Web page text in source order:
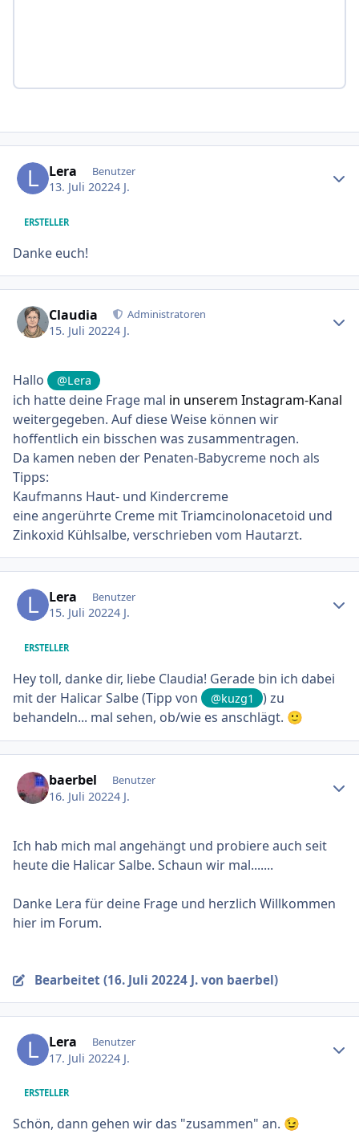
Lera Benutzer
13. Juli 20224 J.
ERSTELLER
Danke euch!
Claudia Administratoren
15. Juli 20224 J.
Hallo @Lera
ich hatte deine Frage mal in unserem Instagram-Kanal
weitergegeben. Auf diese Weise können wir
hoffentlich ein bisschen was zusammentragen.
Da kamen neben der Penaten-Babycreme noch als
Tipps:
Kaufmanns Haut- und Kindercreme
eine angerührte Creme mit Triamcinolonacetoid und
Zinkoxid Kühlsalbe, verschrieben vom Hautarzt.
Lera Benutzer
15. Juli 20224 J.
ERSTELLER
Hey toll, danke dir, liebe Claudia! Gerade bin ich dabei
mit der Halicar Salbe (Tipp von
@kuzg1
) zu
behandeln... mal sehen, ob/wie es anschlägt. 🙂
baerbel Benutzer
16. Juli 20224 J.
Ich hab mich mal angehängt und probiere auch seit
heute die Halicar Salbe. Schaun wir mal.......
Danke Lera für deine Frage und herzlich Willkommen
hier im Forum.
Bearbeitet (16. Juli 20224 J.von baerbel)
Lera Benutzer
17. Juli 20224 J.
ERSTELLER
Schön, dann gehen wir das "zusammen" an. 😉